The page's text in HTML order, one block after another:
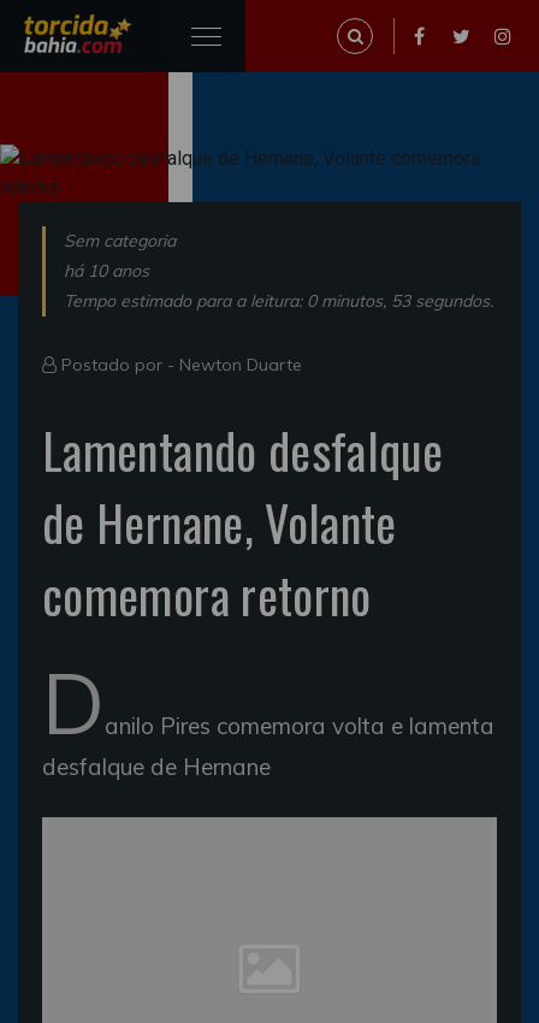
Sem categoria
há 10 anos
Tempo estimado para a leitura: 0 minutos, 53 segundos.
Postado por - Newton Duarte
Lamentando desfalque
de Hernane, Volante
comemora retorno
D anilo Pires comemora volta e lamenta
desfalque de Hernane